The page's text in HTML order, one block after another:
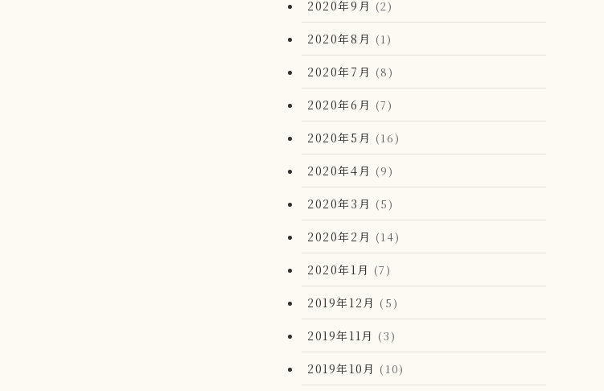
2020年9月 (2)
2020年8月 (1)
2020年7月 (8)
2020年6月 (7)
2020年5月 (16)
2020年4月 (9)
2020年3月 (5)
2020年2月 (14)
2020年1月 (7)
2019年12月 (5)
2019年11月 (3)
2019年10月 (10)